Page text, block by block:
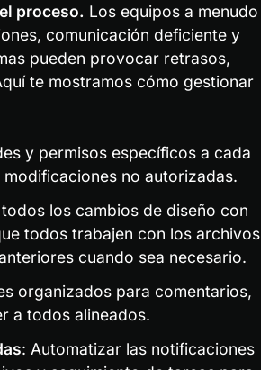
proceso. Los equipos a menudo
comunicación deficiente y
pueden provocar retrasos,
te mostramos cómo gestionar
y permisos específicos a cada
no autorizadas.
todos los cambios de diseño con
todos trabajen con los archivos
cuando sea necesario.
organizados para comentarios,
a todos alineados.
: Automatizar las notificaciones